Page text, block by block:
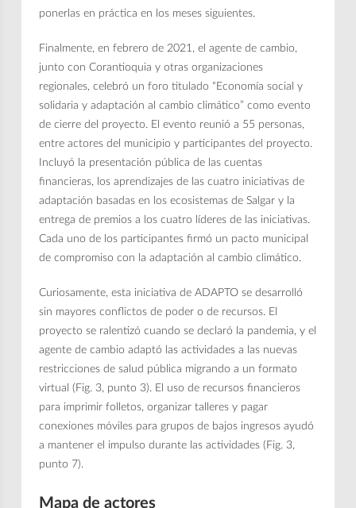
ponerlas en práctica en los meses siguientes.
Finalmente, en febrero de 2021, el agente de cambio,
junto con Corantioquia y otras organizaciones
regionales, celebró un foro titulado “Economía social y
solidaria y adaptación al cambio climático” como evento
de cierre del proyecto. El evento reunió a 55 personas,
entre actores del municipio y participantes del proyecto.
Incluyó la presentación pública de las cuentas
financieras, los aprendizajes de las cuatro iniciativas de
adaptación basadas en los ecosistemas de Salgar y la
entrega de premios a los cuatro líderes de las iniciativas.
Cada uno de los participantes firmó un pacto municipal
de compromiso con la adaptación al cambio climático.
Curiosamente, esta iniciativa de ADAPTO se desarrolló
sin mayores conflictos de poder o de recursos. El
proyecto se ralentizó cuando se declaró la pandemia, y el
agente de cambio adaptó las actividades a las nuevas
restricciones de salud pública migrando a un formato
virtual (Fig. 3, punto 3). El uso de recursos financieros
para imprimir folletos, organizar talleres y pagar
conexiones móviles para grupos de bajos ingresos ayudó
a mantener el impulso durante las actividades (Fig. 3,
punto 7).
Mapa de actores